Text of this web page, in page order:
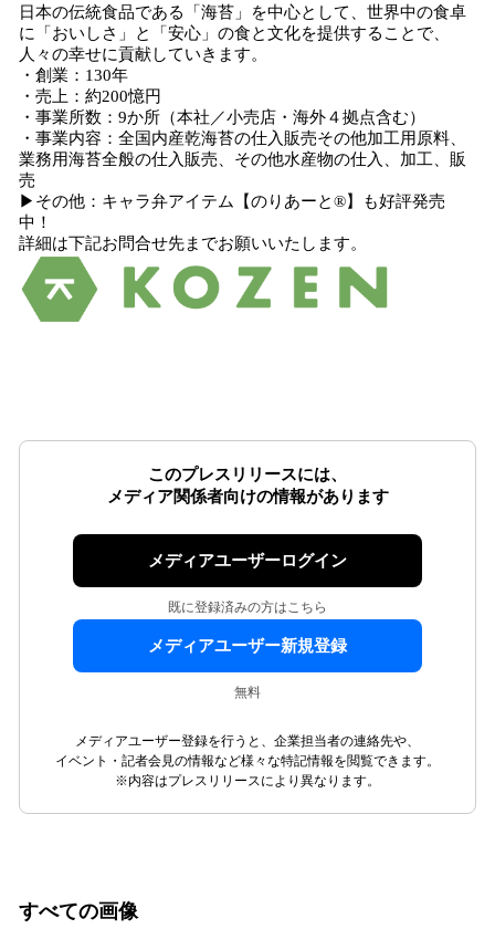
日本の伝統食品である「海苔」を中心として、世界中の食卓
に「おいしさ」と「安心」の食と文化を提供することで、
人々の幸せに貢献していきます。
・創業：130年
・売上：約200憶円
・事業所数：9か所（本社／小売店・海外４拠点含む）
・事業内容：全国内産乾海苔の仕入販売その他加工用原料、
業務用海苔全般の仕入販売、その他水産物の仕入、加工、販
売
▶その他：キャラ弁アイテム【のりあーと®】も好評発売
中！
詳細は下記お問合せ先までお願いいたします。
このプレスリリースには、
メディア関係者向けの情報があります
メディアユーザーログイン
既に登録済みの方はこちら
メディアユーザー新規登録
無料
メディアユーザー登録を行うと、企業担当者の連絡先や、
イベント・記者会見の情報など様々な特記情報を閲覧できます。
※内容はプレスリリースにより異なります。
すべての画像